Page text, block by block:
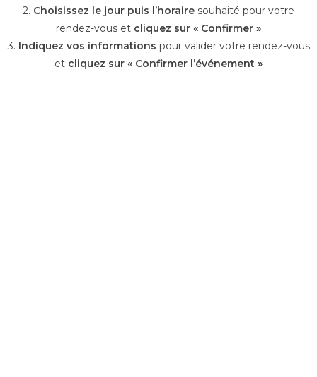
2. Choisissez le jour puis l’horaire souhaité pour votre
rendez-vous et cliquez sur « Confirmer »
3. Indiquez vos informations pour valider votre rendez-vous
et cliquez sur « Confirmer l’événement »